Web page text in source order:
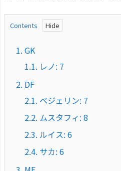
Contents
1. GK
1.1. レノ: 7
2. DF
2.1. ベジェリン: 7
2.2. ムスタフィ: 8
2.3. ルイス: 6
2.4. サカ: 6